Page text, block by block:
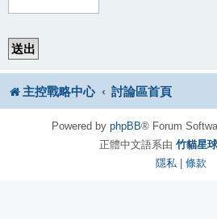
主控戰略中心 討論區首頁
Powered by phpBB® Forum
正體中文語系由 竹貓星球
隱私 | 條款